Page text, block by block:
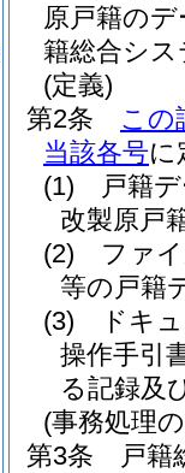
原戸籍の
籍総合シ
(定義)
第2条
この
当該各号に
(1)
戸籍
改製原戸
(2)
ファ
等の戸籍
(3)
ドキ
操作手引
る記録及
(事務処理
第3条
戸籍